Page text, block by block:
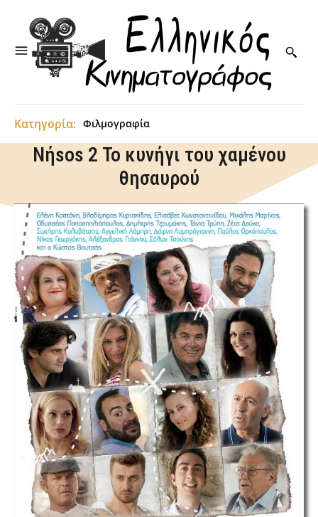
Κατηγορία: Φιλμογραφία
Νήsos 2 Το κυνήγι του χαμένου
θησαυρού